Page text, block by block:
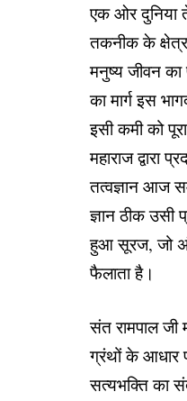
एक ओर दुनिया
तकनीक के
मनुष्य जीवन
का मार्ग इस
इसी कमी को
महाराज द्वारा
तत्वज्ञान आज
ज्ञान ठीक उसी
हुआ सूरज, जो
फैलाता है।
संत रामपाल जी
ग्रंथों के आधार
सत्यभक्ति का